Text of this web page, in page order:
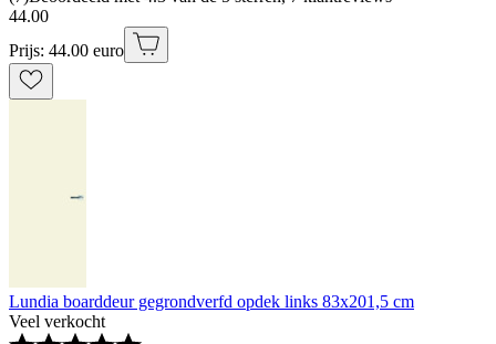
44.00
Prijs: 44.00 euro
Lundia boarddeur gegrondverfd opdek links 83x201,5 cm
Veel verkocht